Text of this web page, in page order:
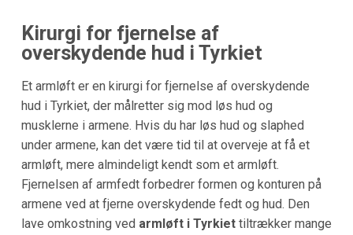
Kirurgi for fjernelse af
overskydende hud i Tyrkiet
Et armløft er en kirurgi for fjernelse af overskydende
hud i Tyrkiet, der målretter sig mod løs hud og
musklerne i armene. Hvis du har løs hud og slaphed
under armene, kan det være tid til at overveje at få et
armløft, mere almindeligt kendt som et armløft.
Fjernelsen af armfedt forbedrer formen og konturen på
armene ved at fjerne overskydende fedt og hud. Den
lave omkostning ved armløft i Tyrkiettiltrækker mange